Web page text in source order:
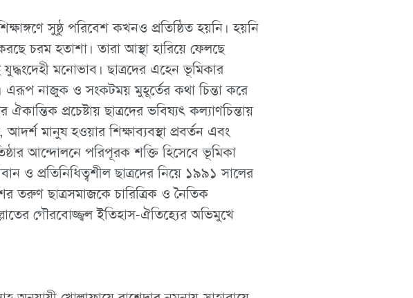
সুষ্ঠু পরিবেশ কখনও প্রতিষ্ঠিত হয়নি। হয়নি
চরম হতাশা। তারা আস্থা হারিয়ে ফেলছে
যুদ্ধংদেহী মনোভাব। ছাত্রদের এহেন ভূমিকার
এরূপ নাজুক ও সংকটময় মুহূর্তের কথা চিন্তা করে
প্রচেষ্টায় ছাত্রদের ভবিষ্যৎ কল্যাণচিন্তায়
মানুষ হওয়ার শিক্ষাব্যবস্থা প্রবর্তন এবং
আন্দোলনে পরিপূরক শক্তি হিসেবে ভূমিকা
ও প্রতিনিধিত্বশীল ছাত্রদের নিয়ে ১৯৯১ সালের
তরুণ ছাত্রসমাজকে চারিত্রিক ও নৈতিক
গৌরবোজ্জ্বল ইতিহাস-ঐতিহ্যের অভিমুখে